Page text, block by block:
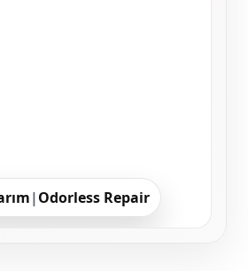
|Odorless Repair